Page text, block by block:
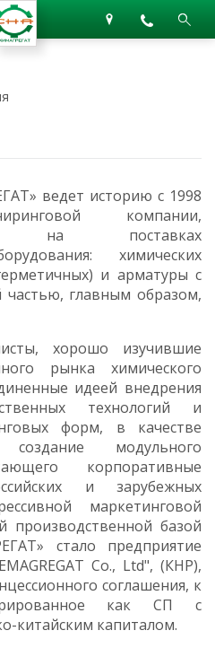
ведет историю с 1998
компании,
на поставках
химических
и арматуры с
главным образом,
хорошо изучившие
рынка химического
идеей внедрения
технологий и
форм, в качестве
модульного
корпоративные
и зарубежных
маркетинговой
производственной базой
стало предприятие
Co., Ltd", (КНР),
соглашения, к
как СП с
китайским капиталом.